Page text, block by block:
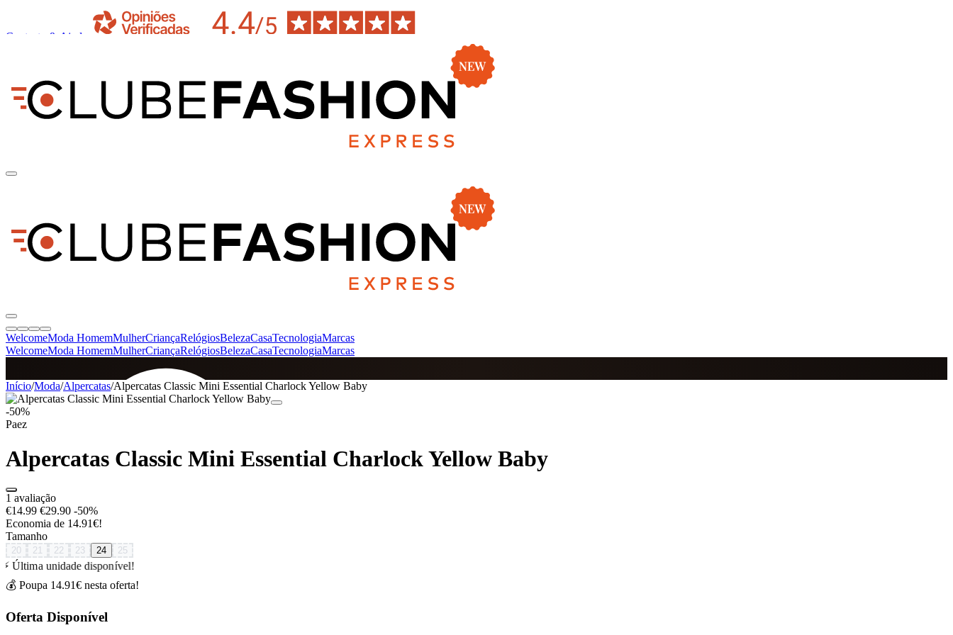
Contacto & Ajuda
WelcomeModa HomemMulherCriançaRelógiosBelezaCasaTecnologiaMarcas
WelcomeModa HomemMulherCriançaRelógiosBelezaCasaTecnologiaMarcas
SINCE 2005
Início/Moda/Alpercatas/Alpercatas Classic Mini Essential Charlock Yellow Baby
-50%
Paez
Alpercatas Classic Mini Essential Charlock Yellow Baby
1 avaliação
€14.99 €29.90 -50%
Economia de 14.91€!
Tamanho
20 21 22 23 24 25
⚡ Última unidade disponível!
💰 Poupa 14.91€ nesta oferta!
Oferta Disponível